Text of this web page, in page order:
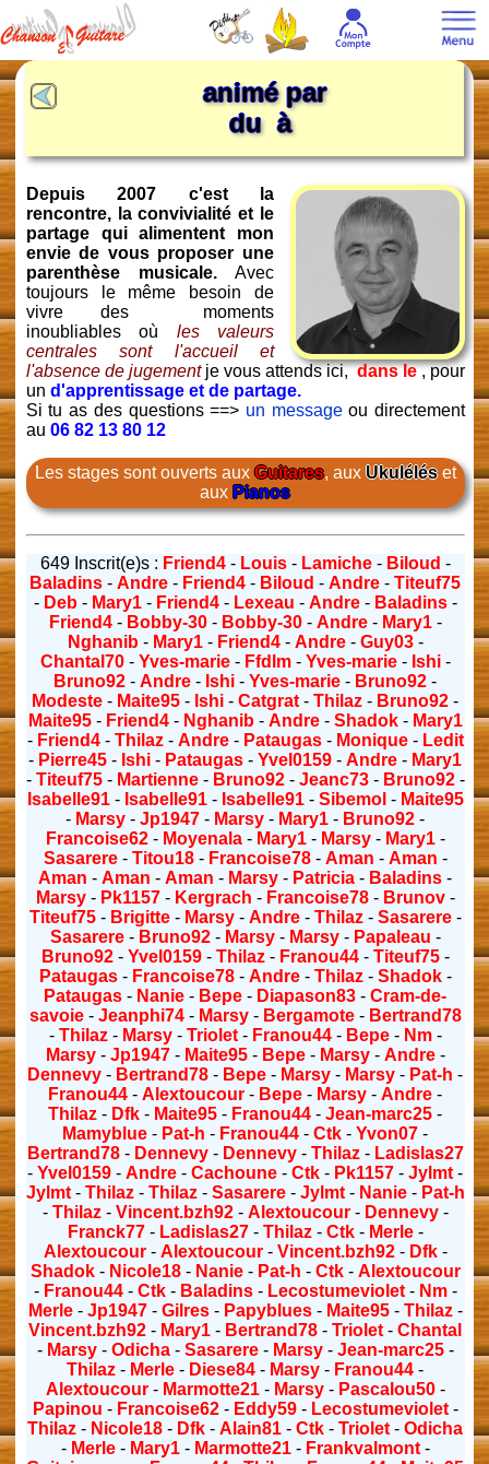
animé par
du à
Depuis 2007 c'est la
rencontre, la convivialité et le
partage qui alimentent mon
envie de vous proposer une
parenthèse musicale.Avec
toujours le même besoin de
vivre des moments
inoubliables où les valeurs
centrales sont l'accueil et
l'absence de jugementje vous attends ici,dans le, pour
un d'apprentissage et de partage.
Si tu as des questions ==> un messageou directement
au 06 82 13 80 12
Les stages sont ouverts auxGuitares, aux Ukuléléset
aux Pianos
649 Inscrit(e)s : Friend4- Louis- Lamiche- Biloud -
Baladins -Andre - Friend4 - Biloud -Andre -Titeuf75
- Deb- Mary1- Friend4- Lexeau - Andre- Baladins-
Friend4- Bobby-30- Bobby-30- Andre- Mary1-
Nghanib- Mary1- Friend4- Andre- Guy03-
Chantal70- Yves-marie- Ffdlm- Yves-marie- Ishi-
Bruno92 -Andre - Ishi -Yves-marie - Bruno92 -
Modeste - Maite95 - Ishi -Catgrat -Thilaz - Bruno92 -
Maite95- Friend4- Nghanib- Andre- Shadok- Mary1
- Friend4- Thilaz- Andre- Pataugas- Monique- Ledit
- Pierre45 - Ishi - Pataugas -Yvel0159 -Andre - Mary1
- Titeuf75- Martienne- Bruno92- Jeanc73- Bruno92-
Isabelle91- Isabelle91- Isabelle91- Sibemol - Maite95
- Marsy -Jp1947 - Marsy - Mary1 - Bruno92 -
Francoise62- Moyenala- Mary1- Marsy- Mary1-
Sasarere- Titou18- Francoise78- Aman - Aman -
Aman -Aman -Aman - Marsy - Patricia - Baladins -
Marsy- Pk1157- Kergrach - Francoise78- Brunov-
Titeuf75- Brigitte- Marsy- Andre- Thilaz- Sasarere-
Sasarere- Bruno92- Marsy- Marsy- Papaleau -
Bruno92- Yvel0159- Thilaz- Franou44- Titeuf75-
Pataugas- Francoise78- Andre- Thilaz- Shadok-
Pataugas - Nanie - Bepe - Diapason83 -Cram-de-
savoie- Jeanphi74- Marsy- Bergamote- Bertrand78
- Thilaz- Marsy- Triolet- Franou44- Bepe- Nm-
Marsy- Jp1947- Maite95- Bepe- Marsy- Andre-
Dennevy - Bertrand78 - Bepe - Marsy - Marsy - Pat-h -
Franou44 -Alextoucour - Bepe - Marsy -Andre -
Thilaz - Dfk - Maite95 - Franou44 -Jean-marc25 -
Mamyblue - Pat-h - Franou44 -Ctk -Yvon07 -
Bertrand78- Dennevy- Dennevy- Thilaz- Ladislas27
-Yvel0159 -Andre -Cachoune -Ctk - Pk1157 -Jylmt -
Jylmt- Thilaz- Thilaz- Sasarere- Jylmt- Nanie- Pat-h
- Thilaz- Vincent.bzh92- Alextoucour- Dennevy-
Franck77- Ladislas27- Thilaz- Ctk- Merle-
Alextoucour- Alextoucour- Vincent.bzh92- Dfk-
Shadok- Nicole18- Nanie- Pat-h - Ctk- Alextoucour
- Franou44- Ctk- Baladins- Lecostumeviolet- Nm-
Merle- Jp1947- Gilres- Papyblues- Maite95- Thilaz-
Vincent.bzh92 - Mary1 - Bertrand78 -Triolet -Chantal
- Marsy- Odicha- Sasarere- Marsy- Jean-marc25-
Thilaz - Merle - Diese84 - Marsy - Franou44 -
Alextoucour- Marmotte21- Marsy- Pascalou50-
Papinou - Francoise62- Eddy59- Lecostumeviolet-
Thilaz - Nicole18 - Dfk -Alain81 -Ctk -Triolet -Odicha
- Merle- Mary1- Marmotte21- Frankvalmont-